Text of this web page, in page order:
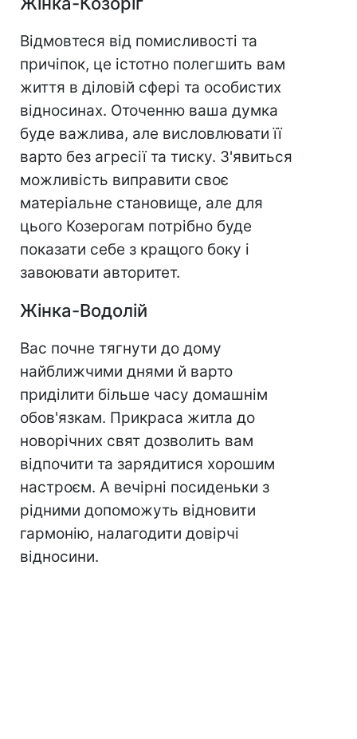
Відмовтеся від помисливості та
причіпок, це істотно полегшить вам
життя в діловій сфері та особистих
відносинах. Оточенню ваша думка
буде важлива, але висловлювати її
варто без агресії та тиску. З'явиться
можливість виправити своє
матеріальне становище, але для
цього Козерогам потрібно буде
показати себе з кращого боку і
завоювати авторитет.
Жінка-Водолій
Вас почне тягнути до дому
найближчими днями й варто
приділити більше часу домашнім
обов'язкам. Прикраса житла до
новорічних свят дозволить вам
відпочити та зарядитися хорошим
настроєм. А вечірні посиденьки з
рідними допоможуть відновити
гармонію, налагодити довірчі
відносини.